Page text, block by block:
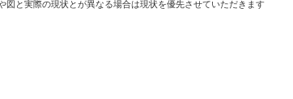
図と実際の現状とが異なる場合は現状を優先させていただきます